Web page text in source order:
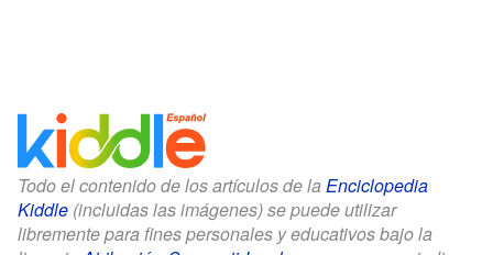
Todo el contenido de los artículos de la Enciclopedia
Kiddle (incluidas las imágenes) se puede utilizar
libremente para fines personales y educativos bajo la